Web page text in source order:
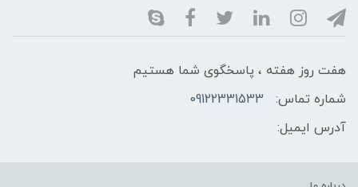
هفت روز هفته ، پاسخگوی شما هستیم
شماره تماس:
09122331533
آدرس ایمیل: